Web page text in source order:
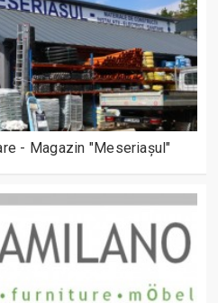
- Magazin "Meseriașul"